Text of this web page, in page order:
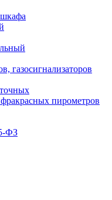
газосигнализаторов
пирометров
ФЗ